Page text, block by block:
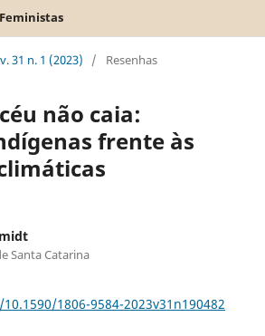
v. 31 n. 1 (2023) / Resenhas
não caia:
frente às
Santa Catarina
1806-9584-2023v31n190482